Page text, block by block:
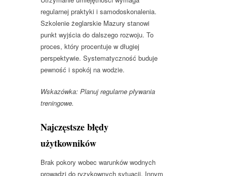
regularnej praktyki i samodoskonalenia.
Szkolenie żeglarskie Mazury stanowi
punkt wyjścia do dalszego rozwoju. To
proces, który procentuje w długiej
perspektywie. Systematyczność buduje
pewność i spokój na wodzie.
Wskazówka: Planuj regularne pływania
treningowe.
Najczęstsze błędy
użytkowników
Brak pokory wobec warunków wodnych
prowadzi do ryzykownych sytuacji. Innym